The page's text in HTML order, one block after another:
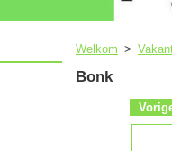
Welkom >
Bonk